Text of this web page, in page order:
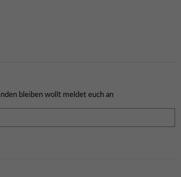
bleiben wollt meldet euch an